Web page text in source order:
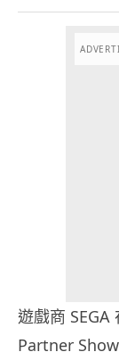
遊戲商
Partner